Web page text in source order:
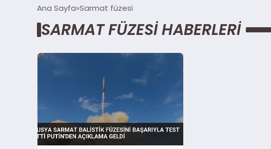
Ana Sayfa Sarmat füzesi
SARMAT FÜZESI HABERLERI